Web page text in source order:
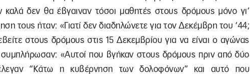
δεν θα έβγαιναν τόσοι μαθητές στους δρόμους μόνο γι’
τους ήταν: «Γιατί δεν διαδηλώνετε για τον Δεκέμβρη του ‘44;
στους δρόμους στις 15 Δεκεμβρίου για να είναι ο αγώνας
«Αυτοί που βγήκαν στους δρόμους πριν από δύο
“Κάτω η κυβέρνηση των δολοφόνων” και αυτό που